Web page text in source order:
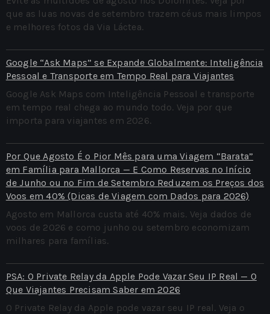
que as luas novas de setembro trazem céus mais limpos
e melhores fotos da Via Láctea.
Google “Ask Maps” se Expande Globalmente: Inteligência
Pessoal e Transporte em Tempo Real para Viajantes
Google Ask Maps com Inteligência Pessoal e transporte
em tempo real chega ao mundo todo. Veja por que
importa para viajantes em 2026.
Por Que Agosto É o Pior Mês para uma Viagem “Barata”
em Família para Mallorca — E Como Reservas no Início
de Junho ou no Fim de Setembro Reduzem os Preços dos
Voos em 40% (Dicas de Viagem com Dados para 2026)
Agosto em Mallorca custa até 40% mais. Veja dados de
voos de 2026 e como junho ou setembro economizam
milhares para famílias.
PSA: O Private Relay da Apple Pode Vazar Seu IP Real — O
Que Viajantes Precisam Saber em 2026
O Private Relay da Apple pode vazar seu IP real. Veja o